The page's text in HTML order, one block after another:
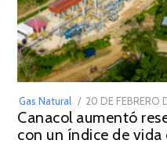
Gas Natural
POSTED
ON
20 DE FEBRERO
Canacol aumentó
con un índice de vida